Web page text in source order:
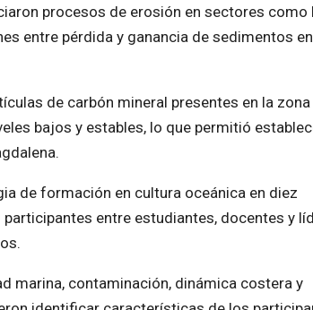
procesos de erosión en sectores como
entre pérdida y ganancia de sedimentos en
de carbón mineral presentes en la zona
bajos y estables, lo que permitió
de formación en cultura oceánica en diez
entre estudiantes, docentes y
marina, contaminación, dinámica costera y